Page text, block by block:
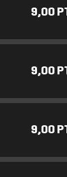
9,00
9,00
9,00